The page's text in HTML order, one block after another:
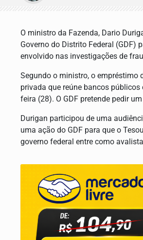
O ministro da Fazenda, Dario
Governo do Distrito Federal (GDF)
envolvido nas investigações de
Segundo o ministro, o empréstimo
privada que reúne bancos
feira (28). O GDF pretende pedir
Durigan participou de uma
uma ação do GDF para que o
governo federal entre como